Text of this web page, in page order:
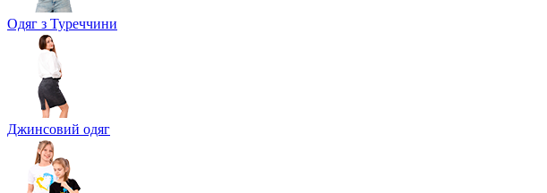
Одяг з Туреччини
Джинсовий одяг